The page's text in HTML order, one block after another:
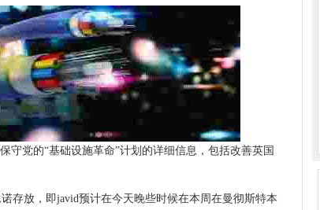
务与AI，IOT集成
任何远程驱动器
系统修补
设施扩展了Docklands DataceRe Campus
告的两个大
非安全性，C / D星期”的Win10补丁。避免它们。
放
在工厂楼层测试5G
守党的“基础设施革命”计划的详细信息，包括改善英国
存放，即javid预计在今天晚些时候在本周在曼彻斯特本